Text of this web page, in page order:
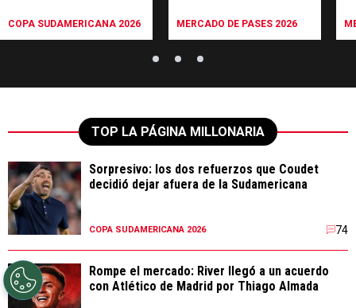
COPA SUDAMERICANA 2026 MERCADO DE PASES 2026
TOP LA PÁGINA MILLONARIA
Sorpresivo: los dos refuerzos que Coudet
decidió dejar afuera de la Sudamericana
COPA SUDAMERICANA 2026 74
Rompe el mercado: River llegó a un acuerdo
con Atlético de Madrid por Thiago Almada